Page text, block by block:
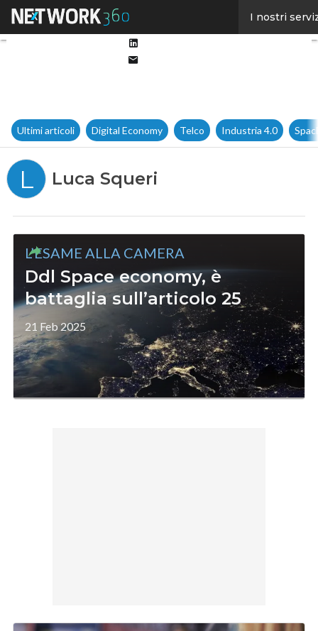
I nostri
Ultimi articoli Digital Economy Telco Industria 4.0
L Luca Squeri
L’ESAME ALLA CAMERA
Ddl Space economy, è
battaglia sull’articolo 25
21 Feb 2025